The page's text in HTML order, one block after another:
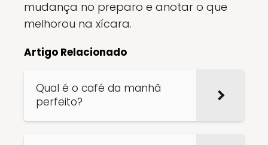
mudança no preparo e anotar o que
melhorou na xícara.
Artigo Relacionado
Qual é o café da manhã
perfeito?